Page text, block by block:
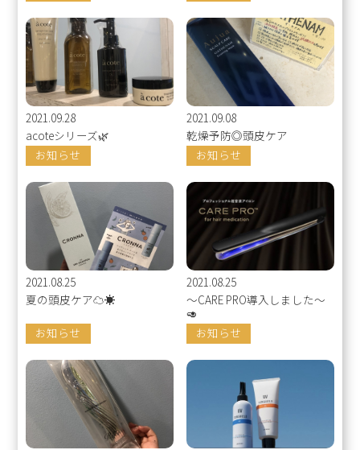
2021.09.28
acoteシリーズ🌿
お知らせ
2021.09.08
乾燥予防◎頭皮ケア
お知らせ
2021.08.25
夏の頭皮ケア☁️☀️
お知らせ
2021.08.25
〜CARE PRO導入しました〜
🥑
お知らせ